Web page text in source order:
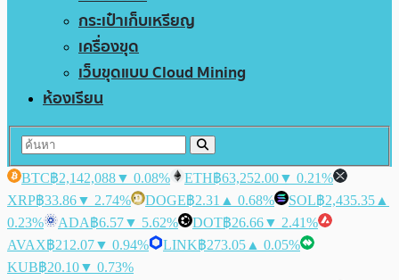
กระเป๋าเก็บเหรียญ
เครื่องขุด
เว็บขุดแบบ Cloud Mining
ห้องเรียน
BTC฿2,142,088▼ 0.08% ETH฿63,252.00▼ 0.21%
XRP฿33.86▼ 2.74% DOGE฿2.31 ▲ 0.68% SOL฿2,435.35 ▲
0.23%
ADA฿6.57▼ 5.62% DOT฿26.66▼ 2.41%
AVAX฿212.07▼ 0.94% LINK฿273.05 ▲ 0.05%
KUB฿20.10▼ 0.73%